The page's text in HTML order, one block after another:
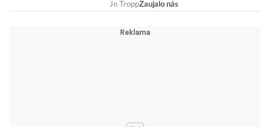
Jn TroppZaujalo nás